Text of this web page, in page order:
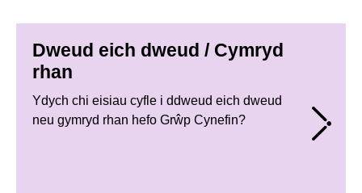
Dweud eich dweud / Cymryd
rhan
Ydych chi eisiau cyfle i ddweud eich dweud
neu gymryd rhan hefo Grŵp Cynefin?